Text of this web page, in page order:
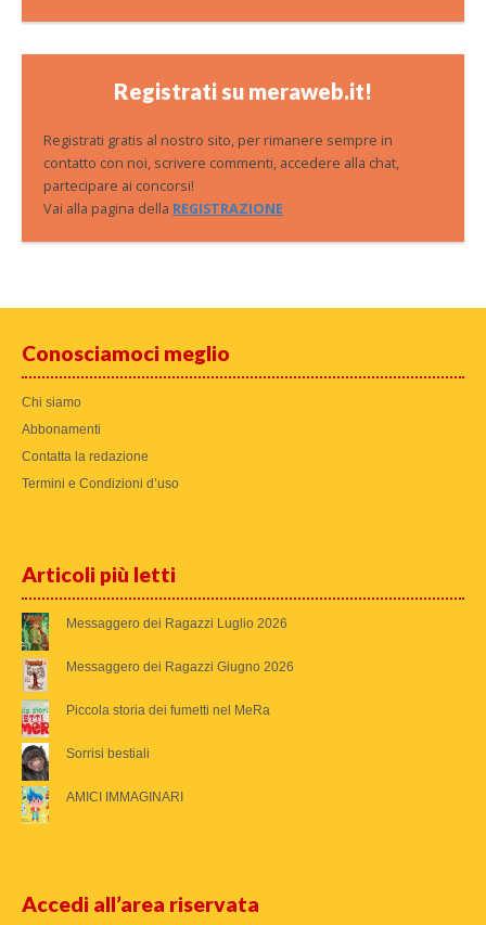
Registrati su meraweb.it!
Registrati gratis al nostro sito, per rimanere sempre in
contatto con noi, scrivere commenti, accedere alla chat,
partecipare ai concorsi!
Vai alla pagina della REGISTRAZIONE
Conosciamoci meglio
Chi siamo
Abbonamenti
Contatta la redazione
Termini e Condizioni d’uso
Articoli più letti
Messaggero dei Ragazzi Luglio 2026
Messaggero dei Ragazzi Giugno 2026
Piccola storia dei fumetti nel MeRa
Sorrisi bestiali
AMICI IMMAGINARI
Accedi all’area riservata